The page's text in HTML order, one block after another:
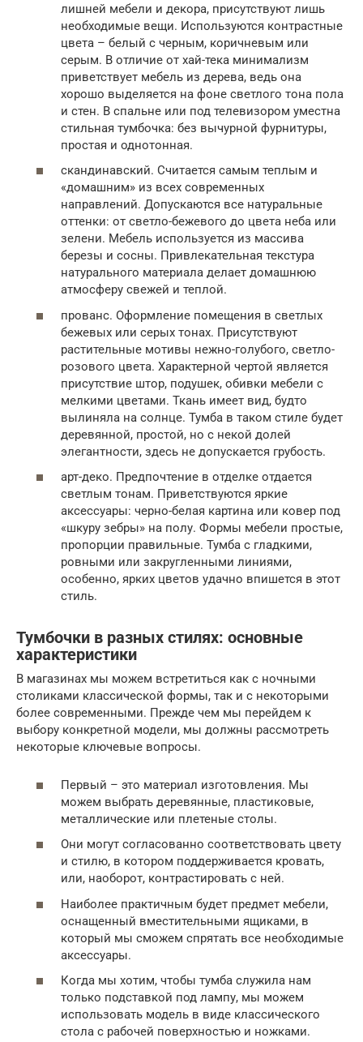
лишней мебели и декора, присутствуют лишь
необходимые вещи. Используются контрастные
цвета – белый с черным, коричневым или
серым. В отличие от хай-тека минимализм
приветствует мебель из дерева, ведь она
хорошо выделяется на фоне светлого тона пола
и стен. В спальне или под телевизором уместна
стильная тумбочка: без вычурной фурнитуры,
простая и однотонная.
скандинавский. Считается самым теплым и
«домашним» из всех современных
направлений. Допускаются все натуральные
оттенки: от светло-бежевого до цвета неба или
зелени. Мебель используется из массива
березы и сосны. Привлекательная текстура
натурального материала делает домашнюю
атмосферу свежей и теплой.
прованс. Оформление помещения в светлых
бежевых или серых тонах. Присутствуют
растительные мотивы нежно-голубого, светло-
розового цвета. Характерной чертой является
присутствие штор, подушек, обивки мебели с
мелкими цветами. Ткань имеет вид, будто
вылиняла на солнце. Тумба в таком стиле будет
деревянной, простой, но с некой долей
элегантности, здесь не допускается грубость.
арт-деко. Предпочтение в отделке отдается
светлым тонам. Приветствуются яркие
аксессуары: черно-белая картина или ковер под
«шкуру зебры» на полу. Формы мебели простые,
пропорции правильные. Тумба с гладкими,
ровными или закругленными линиями,
особенно, ярких цветов удачно впишется в этот
стиль.
Тумбочки в разных стилях: основные
характеристики
В магазинах мы можем встретиться как с ночными
столиками классической формы, так и с некоторыми
более современными. Прежде чем мы перейдем к
выбору конкретной модели, мы должны рассмотреть
некоторые ключевые вопросы.
Первый – это материал изготовления. Мы
можем выбрать деревянные, пластиковые,
металлические или плетеные столы.
Они могут согласованно соответствовать цвету
и стилю, в котором поддерживается кровать,
или, наоборот, контрастировать с ней.
Наиболее практичным будет предмет мебели,
оснащенный вместительными ящиками, в
который мы сможем спрятать все необходимые
аксессуары.
Когда мы хотим, чтобы тумба служила нам
только подставкой под лампу, мы можем
использовать модель в виде классического
стола с рабочей поверхностью и ножками.